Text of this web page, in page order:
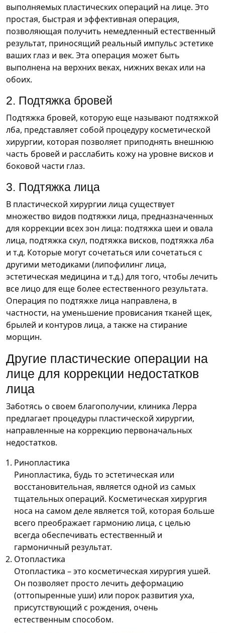
выполняемых пластических операций на лице. Это
простая, быстрая и эффективная операция,
позволяющая получить немедленный естественный
результат, приносящий реальный импульс эстетике
ваших глаз и век. Эта операция может быть
выполнена на верхних веках, нижних веках или на
обоих.
2. Подтяжка бровей
Подтяжка бровей, которую еще называют подтяжкой
лба, представляет собой процедуру косметической
хирургии, которая позволяет приподнять внешнюю
часть бровей и расслабить кожу на уровне висков и
боковой части глаз.
3. Подтяжка лица
В пластической хирургии лица существует
множество видов подтяжки лица, предназначенных
для коррекции всех зон лица: подтяжка шеи и овала
лица, подтяжка скул, подтяжка висков, подтяжка лба
и т.д. Которые могут сочетаться или сочетаться с
другими методиками (липофилинг лица,
эстетическая медицина и т.д.) для того, чтобы лечить
все лицо для еще более естественного результата.
Операция по подтяжке лица направлена, в
частности, на уменьшение провисания тканей щек,
брылей и контуров лица, а также на стирание
морщин.
Другие пластические операции на
лице для коррекции недостатков
лица
Заботясь о своем благополучии, клиника Лерра
предлагает процедуры пластической хирургии,
направленные на коррекцию первоначальных
недостатков.
Ринопластика
Ринопластика, будь то эстетическая или
восстановительная, является одной из самых
тщательных операций. Косметическая хирургия
носа на самом деле является той, которая больше
всего преображает гармонию лица, с целью
всегда обеспечивать естественный и
гармоничный результат.
Отопластика
Отопластика – это косметическая хирургия ушей.
Он позволяет просто лечить деформацию
(оттопыренные уши) или порок развития уха,
присутствующий с рождения, очень
естественным способом.